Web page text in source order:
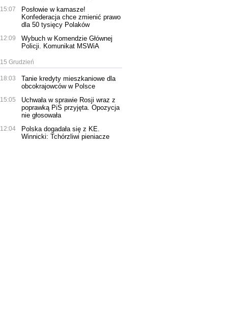
15:07
Posłowie w kamasze!
Konfederacja chce zmienić prawo
dla 50 tysięcy Polaków
12:09
Wybuch w Komendzie Głównej
Policji. Komunikat MSWiA
15 Grudzień
18:03
Tanie kredyty mieszkaniowe dla
obcokrajowców w Polsce
15:05
Uchwała w sprawie Rosji wraz z
poprawką PiS przyjęta. Opozycja
nie głosowała
12:04
Polska dogadała się z KE.
Winnicki: Tchórzliwi pieniacze